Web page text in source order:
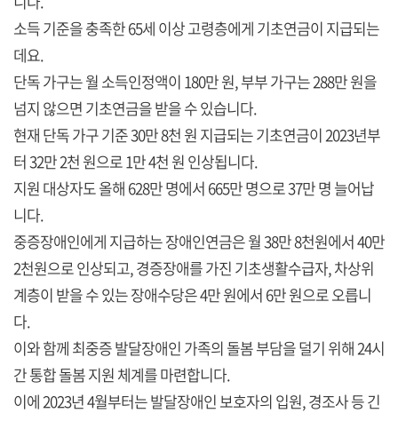
소득 기준을 충족한 65세 이상 고령층에게 기초연금이 지급되는
데요.
단독 가구는 월 소득인정액이 180만 원, 부부 가구는 288만 원을
넘지 않으면 기초연금을 받을 수 있습니다.
현재 단독 가구 기준 30만 8천 원 지급되는 기초연금이 2023년부
터 32만 2천 원으로 1만 4천 원 인상됩니다.
지원 대상자도 올해 628만 명에서 665만 명으로 37만 명 늘어납
니다.
중증장애인에게 지급하는 장애인연금은 월 38만 8천원에서 40만
2천원으로 인상되고, 경증장애를 가진 기초생활수급자, 차상위
계층이 받을 수 있는 장애수당은 4만 원에서 6만 원으로 오릅니
다.
이와 함께 최중증 발달장애인 가족의 돌봄 부담을 덜기 위해 24시
간 통합 돌봄 지원 체계를 마련합니다.
이에 2023년 4월부터는 발달장애인 보호자의 입원, 경조사 등 긴